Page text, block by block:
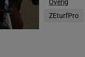
Overig
ZEturfPro